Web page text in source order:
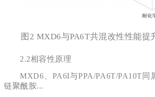
图2 MXD6与PA6T共混改性性能提
2.2相容性原理
MXD6、PA6I与PPA/PA6T/PA10T同
链聚酰胺...